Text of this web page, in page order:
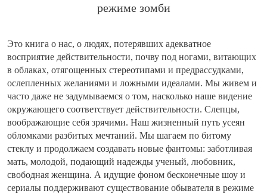
режиме зомби
Это книга о нас, о людях, потерявших адекватное
восприятие действительности, почву под ногами, витающих
в облаках, отягощенных стереотипами и предрассудками,
ослепленных желаниями и ложными идеалами. Мы живем и
часто даже не задумываемся о том, насколько наше видение
окружающего соответствует действительности. Слепцы,
воображающие себя зрячими. Наш жизненный путь усеян
обломками разбитых мечтаний. Мы шагаем по битому
стеклу и продолжаем создавать новые фантомы: заботливая
мать, молодой, подающий надежды ученый, любовник,
свободная женщина. А идущие фоном бесконечные шоу и
сериалы поддерживают существование обывателя в режиме